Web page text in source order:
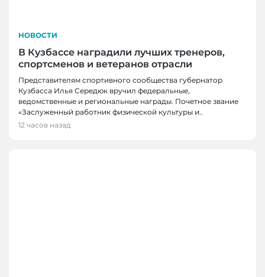
НОВОСТИ
В Кузбассе наградили лучших тренеров,
спортсменов и ветеранов отрасли
Представителям спортивного сообщества губернатор
Кузбасса Илья Середюк вручил федеральные,
ведомственные и региональные награды. Почетное звание
«Заслуженный работник физической культуры и..
12 часов назад